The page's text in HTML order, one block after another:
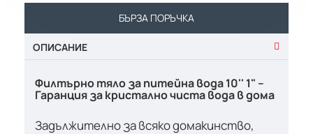
БЪРЗА ПОРЪЧКА
ОПИСАНИЕ
Филтърно тяло за питейна вода 10'' 1" –
Гаранция за кристално чиста вода в дома
Задължително за всяко домакинство,